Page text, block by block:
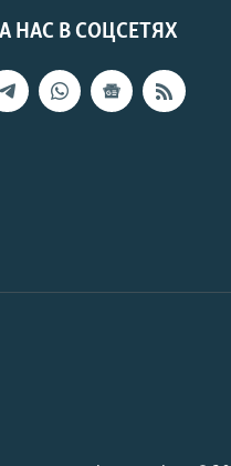
НАС В СОЦСЕТЯХ